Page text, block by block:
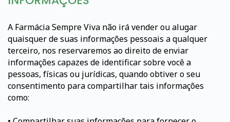
A Farmácia Sempre Viva não irá vender ou alugar
quaisquer de suas informações pessoais a qualquer
terceiro, nos reservaremos ao direito de enviar
informações capazes de identificar sobre você a
pessoas, físicas ou jurídicas, quando obtiver o seu
consentimento para compartilhar tais informações
como: